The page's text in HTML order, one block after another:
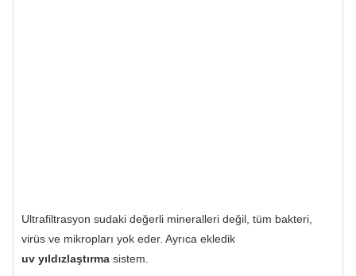
Ultrafiltrasyon sudaki değerli mineralleri değil, tüm bakteri,
virüs ve mikropları yok eder. Ayrıca ekledik
uv yıldızlaştırma sistem.